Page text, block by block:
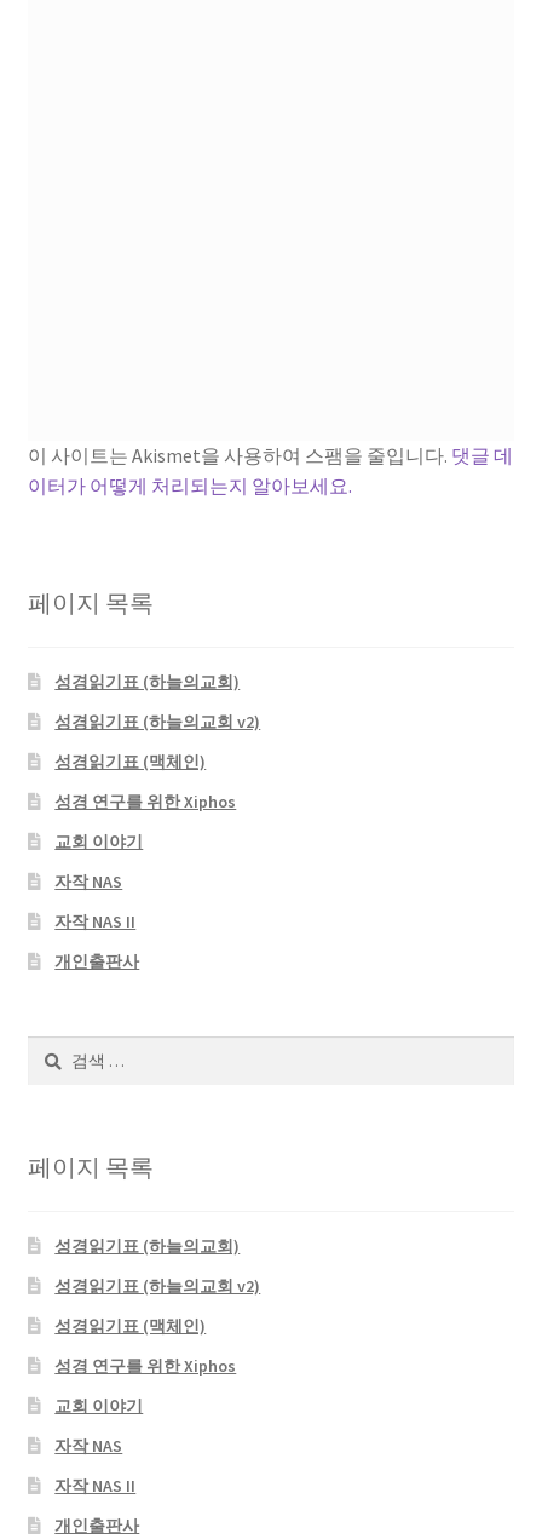
이 사이트는 Akismet을 사용하여 스팸을 줄입니다. 댓글 데
이터가 어떻게 처리되는지 알아보세요.
페이지 목록
성경읽기표 (하늘의교회)
성경읽기표 (하늘의교회 v2)
성경읽기표 (맥체인)
성경 연구를 위한 Xiphos
교회 이야기
자작 NAS
자작 NAS II
개인출판사
페이지 목록
성경읽기표 (하늘의교회)
성경읽기표 (하늘의교회 v2)
성경읽기표 (맥체인)
성경 연구를 위한 Xiphos
교회 이야기
자작 NAS
자작 NAS II
개인출판사